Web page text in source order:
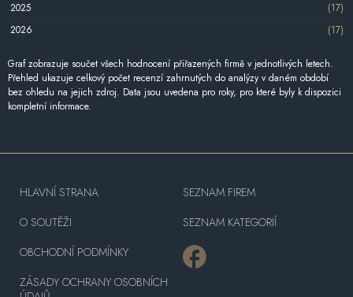
2025
(17)
2026
(17)
Graf zobrazuje součet všech hodnocení přiřazených firmě v jednotlivých letech.
Přehled ukazuje celkový počet recenzí zahrnutých do analýzy v daném období
bez ohledu na jejich zdroj. Data jsou uvedena pro roky, pro které byly k dispozici
kompletní informace.
HLAVNÍ STRANA
O SOUTĚŽI
OBCHODNÍ PODMÍNKY
ZÁSADY OCHRANY OSOBNÍCH
SEZNAM FIREM
SEZNAM KATEGORIÍ